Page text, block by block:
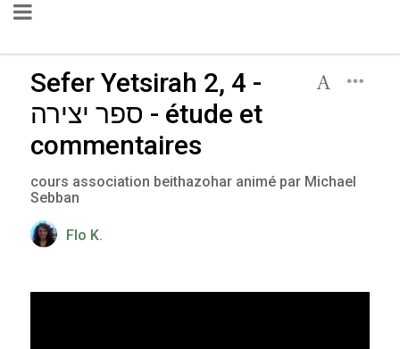
Sefer Yetsirah 2, 4 -
ספר יצירה - étude et
commentaires
cours association beithazohar animé par Michael
Sebban
Flo K.